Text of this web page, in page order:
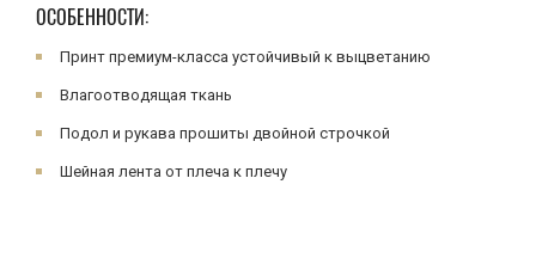
ОСОБЕННОСТИ:
Принт премиум-класса устойчивый к выцветанию
Влагоотводящая ткань
Подол и рукава прошиты двойной строчкой
Шейная лента от плеча к плечу